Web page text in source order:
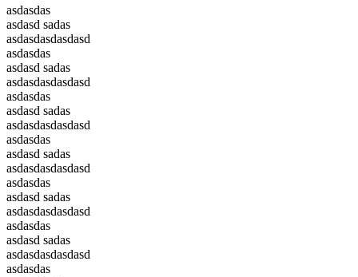
asdasdas
asdasd sadas
asdasdasdasdasd
asdasdas
asdasd sadas
asdasdasdasdasd
asdasdas
asdasd sadas
asdasdasdasdasd
asdasdas
asdasd sadas
asdasdasdasdasd
asdasdas
asdasd sadas
asdasdasdasdasd
asdasdas
asdasd sadas
asdasdasdasdasd
asdasdas